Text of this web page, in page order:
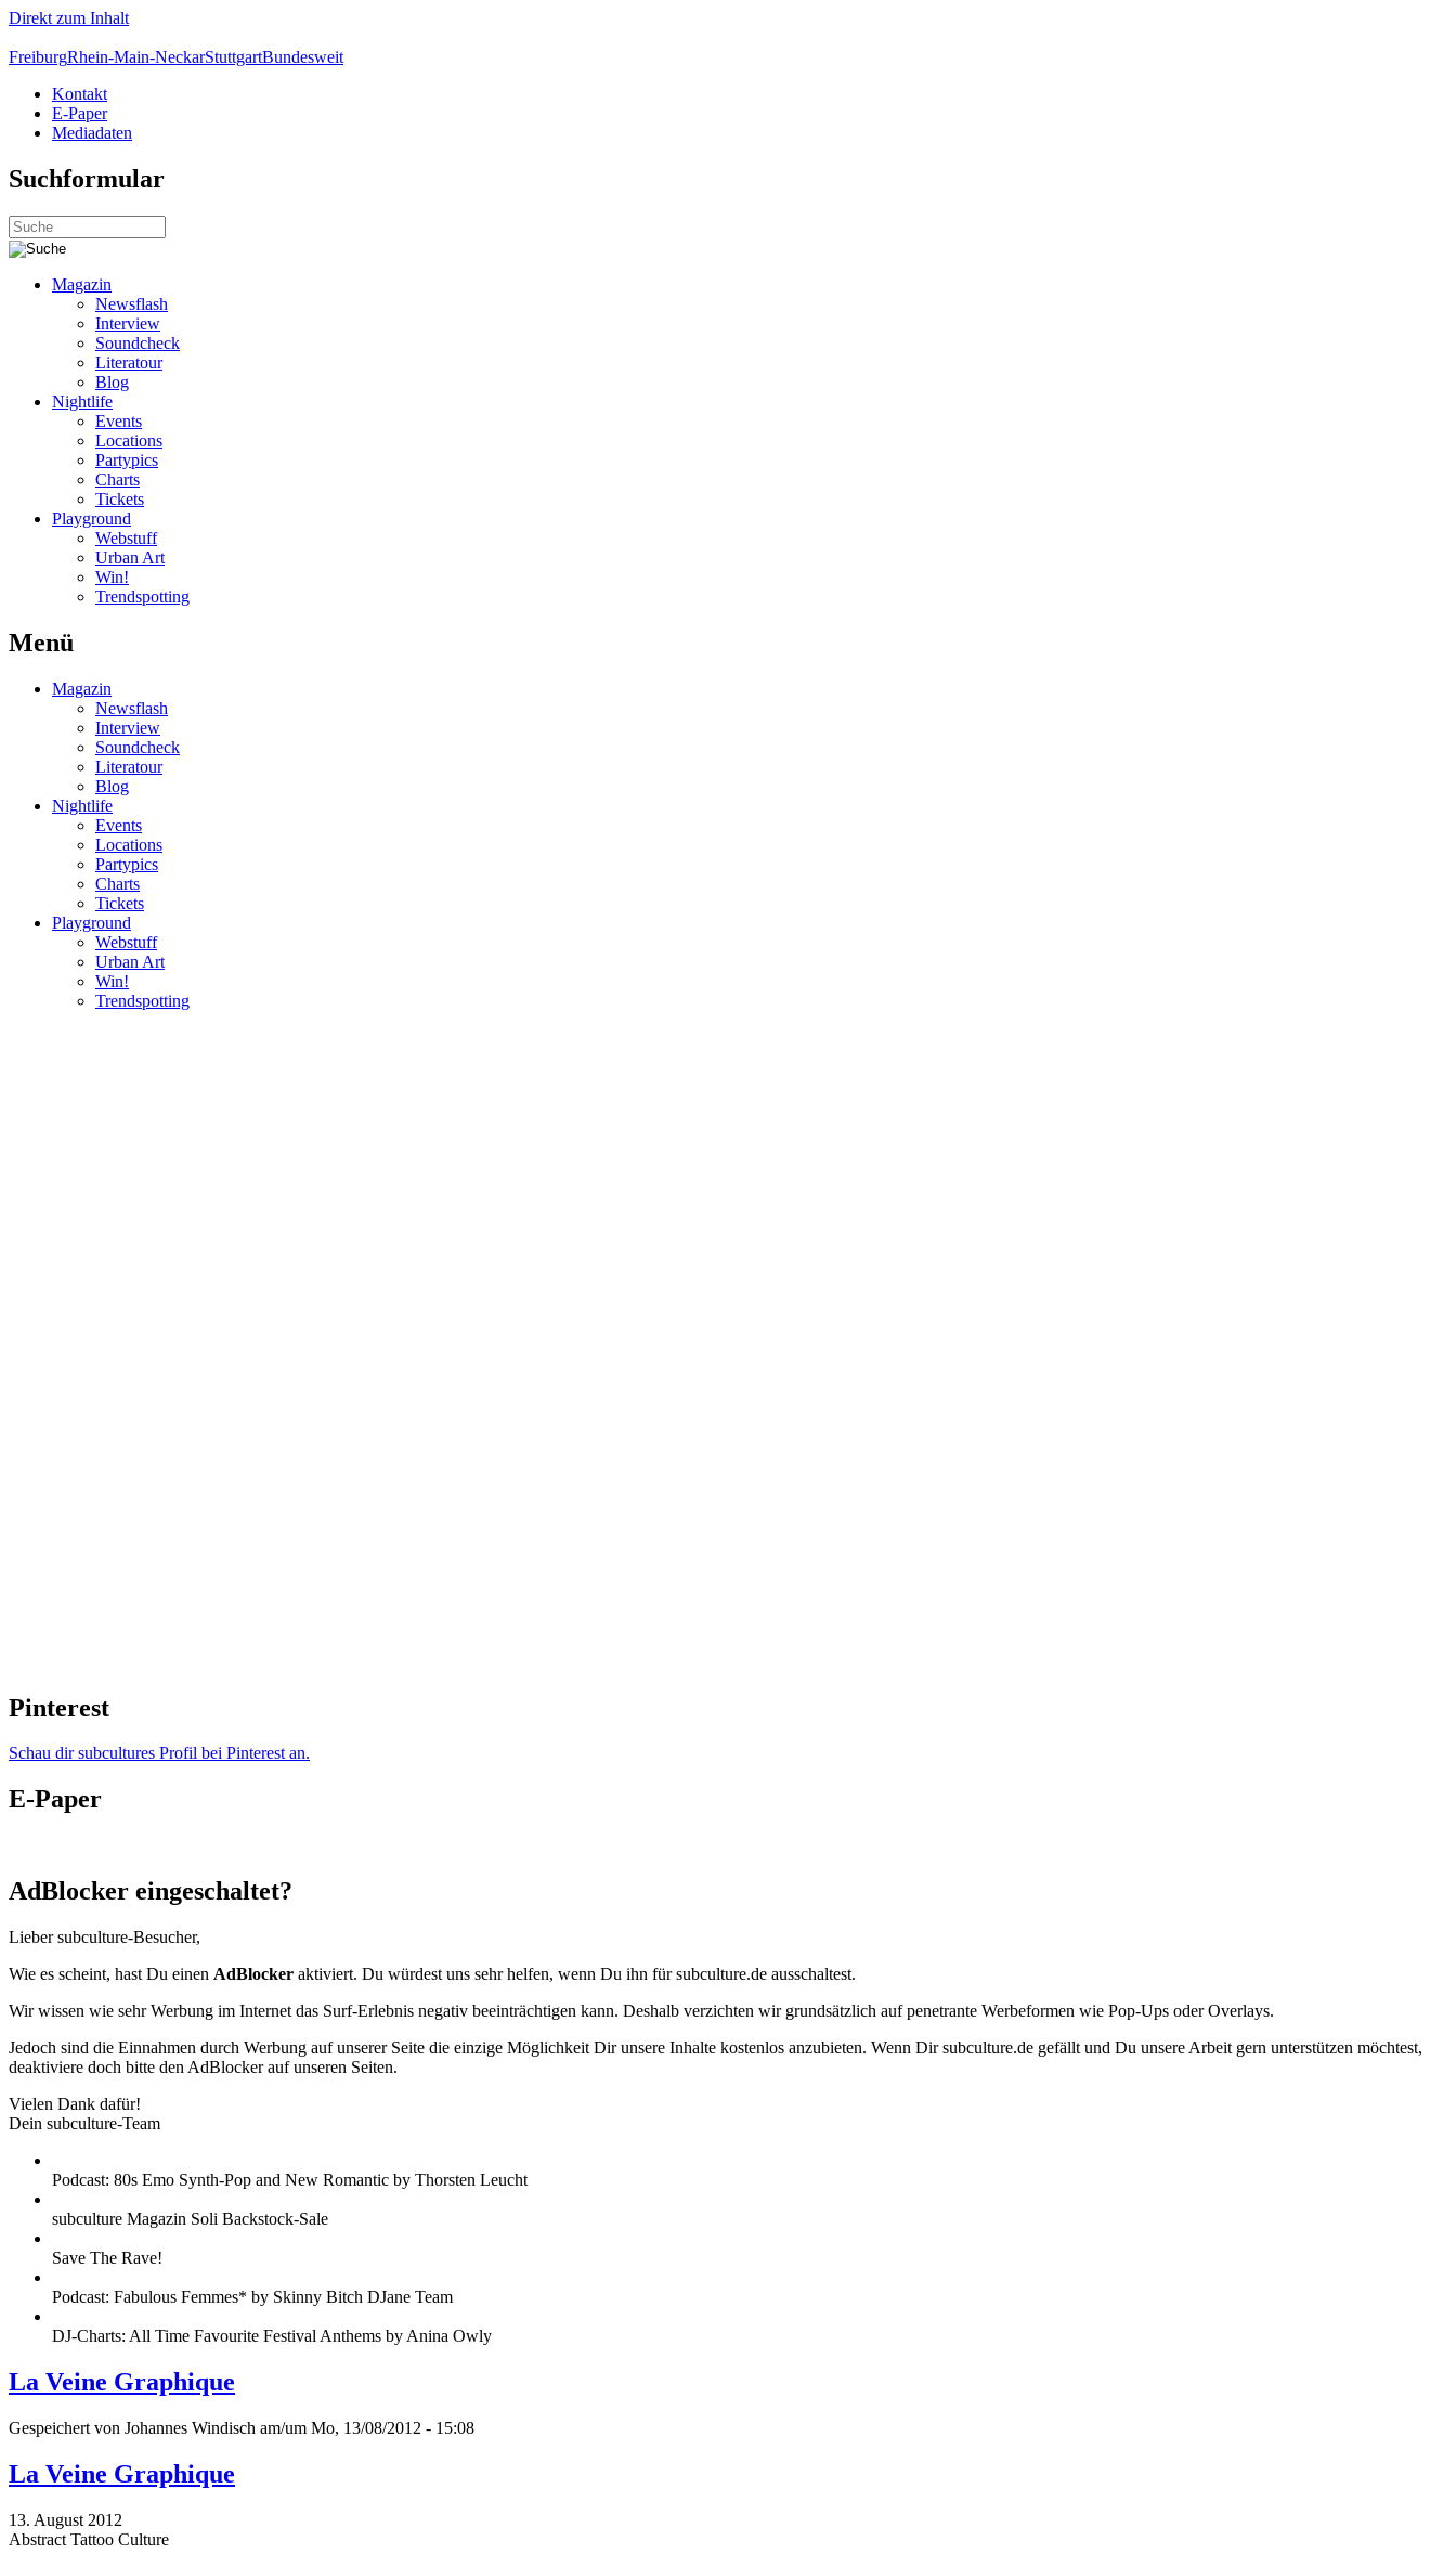
Direkt zum Inhalt
FreiburgRhein-Main-NeckarStuttgartBundesweit
Kontakt
E-Paper
Mediadaten
Suchformular
Magazin
Newsflash
Interview
Soundcheck
Literatour
Blog
Nightlife
Events
Locations
Partypics
Charts
Tickets
Playground
Webstuff
Urban Art
Win!
Trendspotting
Menü
Magazin
Newsflash
Interview
Soundcheck
Literatour
Blog
Nightlife
Events
Locations
Partypics
Charts
Tickets
Playground
Webstuff
Urban Art
Win!
Trendspotting
Pinterest
Schau dir subcultures Profil bei Pinterest an.
E-Paper
AdBlocker eingeschaltet?
Lieber subculture-Besucher,
Wie es scheint, hast Du einen AdBlocker aktiviert. Du würdest uns sehr helfen, wenn Du ihn für subculture.de ausschaltest.
Wir wissen wie sehr Werbung im Internet das Surf-Erlebnis negativ beeinträchtigen kann. Deshalb verzichten wir grundsätzlich auf penetrante Werbeformen wie Pop-Ups oder Overlays.
Jedoch sind die Einnahmen durch Werbung auf unserer Seite die einzige Möglichkeit Dir unsere Inhalte kostenlos anzubieten. Wenn Dir subculture.de gefällt und Du unsere Arbeit gern unterstützen möchtest,
deaktiviere doch bitte den AdBlocker auf unseren Seiten.
Vielen Dank dafür!
Dein subculture-Team
Podcast: 80s Emo Synth-Pop and New Romantic by Thorsten Leucht
subculture Magazin Soli Backstock-Sale
Save The Rave!
Podcast: Fabulous Femmes* by Skinny Bitch DJane Team
DJ-Charts: All Time Favourite Festival Anthems by Anina Owly
La Veine Graphique
Gespeichert von Johannes Windisch am/um Mo, 13/08/2012 - 15:08
La Veine Graphique
13. August 2012
Abstract Tattoo Culture